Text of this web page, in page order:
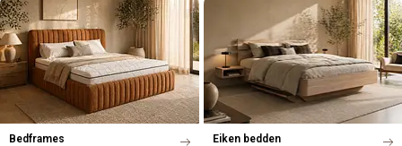
Bedframes Eiken bedden